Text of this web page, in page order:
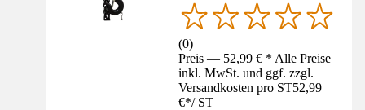
(0)
Preis — 52,99 € * Alle Preise
inkl. MwSt. und ggf. zzgl.
Versandkosten pro ST52,99
€*/ ST